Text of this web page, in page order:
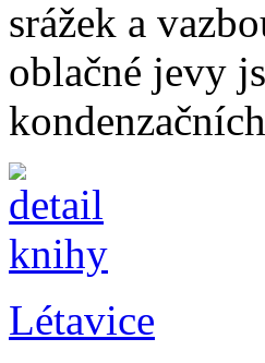
srážek a
oblačné jevy
Létavice